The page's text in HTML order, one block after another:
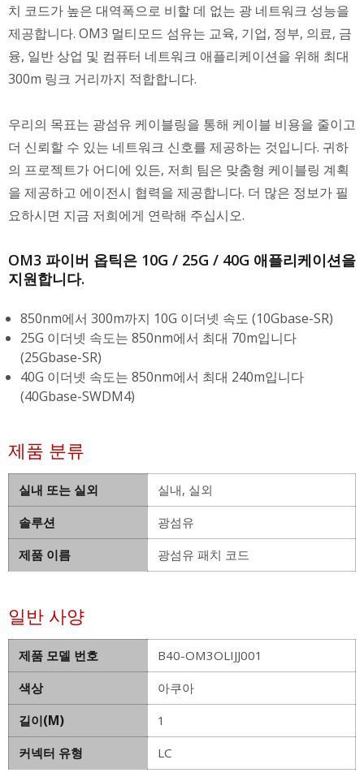
치 코드가 높은 대역폭으로 비할 데 없는 광 네트워크 성능을
제공합니다. OM3 멀티모드 섬유는 교육, 기업, 정부, 의료, 금
융, 일반 상업 및 컴퓨터 네트워크 애플리케이션을 위해 최대
300m 링크 거리까지 적합합니다.
우리의 목표는 광섬유 케이블링을 통해 케이블 비용을 줄이고
더 신뢰할 수 있는 네트워크 신호를 제공하는 것입니다. 귀하
의 프로젝트가 어디에 있든, 저희 팀은 맞춤형 케이블링 계획
을 제공하고 에이전시 협력을 제공합니다. 더 많은 정보가 필
요하시면 지금 저희에게 연락해 주십시오.
OM3 파이버 옵틱은 10G / 25G / 40G 애플리케이션을
지원합니다.
850nm에서 300m까지 10G 이더넷 속도 (10Gbase-SR)
25G 이더넷 속도는 850nm에서 최대 70m입니다
(25Gbase-SR)
40G 이더넷 속도는 850nm에서 최대 240m입니다
(40Gbase-SWDM4)
제품 분류
실내 또는 실외
실내, 실외
솔루션
광섬유
제품 이름
광섬유 패치 코드
일반 사양
제품 모델 번호
B40-OM3OLIJJ001
색상
아쿠아
길이(M)
1
커넥터 유형
LC